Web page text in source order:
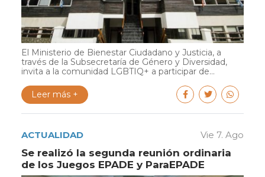
El Ministerio de Bienestar Ciudadano y Justicia, a
través de la Subsecretaría de Género y Diversidad,
invita a la comunidad LGBTIQ+ a participar de...
Leer más +
ACTUALIDAD Vie 7. Ago
Se realizó la segunda reunión ordinaria
de los Juegos EPADE y ParaEPADE